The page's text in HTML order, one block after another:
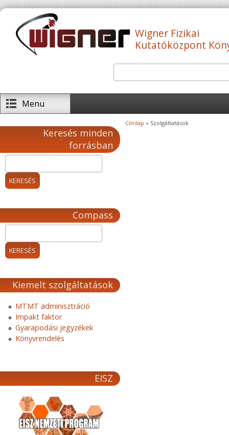
Ugrás a tartalomra
Wigner Fizikai
Kutatóközpont
Keresés űrlap
Menu
Keresés minden
forrásban
Compass
Kiemelt szolgáltatások
MTMT adminisztráció
Impakt faktor
Gyarapodási jegyzékek
Könyvrendelés
EISZ
Jelenlegi hely
Címlap » Szolgáltatások